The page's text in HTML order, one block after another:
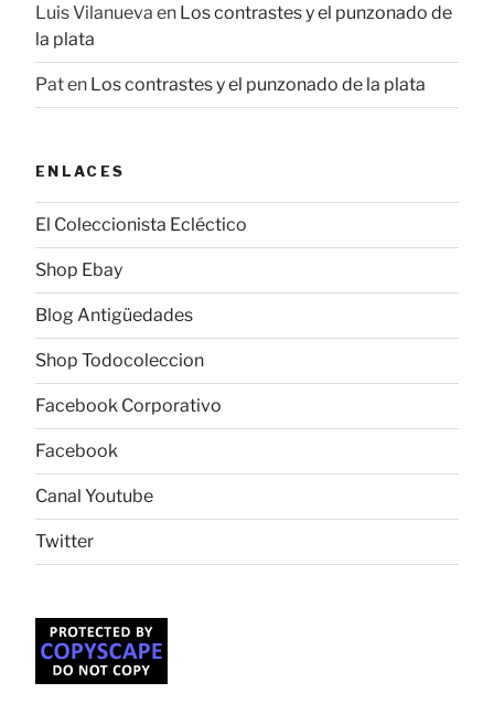
Luis Vilanueva en Los contrastes y el punzonado de
la plata
Paten Los contrastes y el punzonado de la plata
ENLACES
El Coleccionista Ecléctico
Shop Ebay
Blog Antigüedades
Shop Todocoleccion
Facebook Corporativo
Facebook
Canal Youtube
Twitter